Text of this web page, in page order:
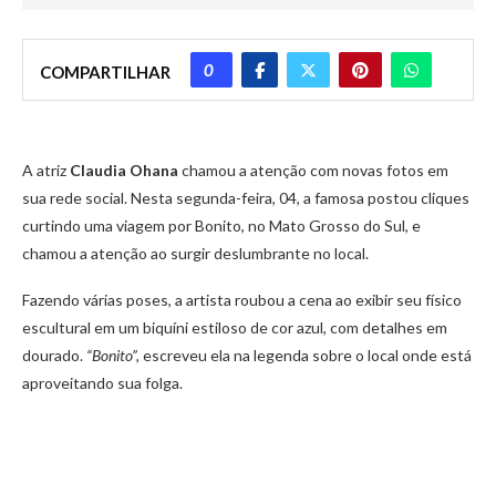
COMPARTILHAR 0
A atriz Claudia Ohana chamou a atenção com novas fotos em
sua rede social. Nesta segunda-feira, 04, a famosa postou cliques
curtindo uma viagem por Bonito, no Mato Grosso do Sul, e
chamou a atenção ao surgir deslumbrante no local.
Fazendo várias poses, a artista roubou a cena ao exibir seu físico
escultural em um biquíni estiloso de cor azul, com detalhes em
dourado. “Bonito”, escreveu ela na legenda sobre o local onde está
aproveitando sua folga.